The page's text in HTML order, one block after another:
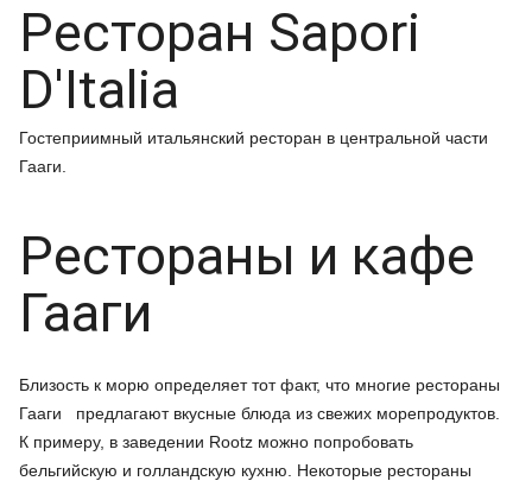
Ресторан Sapori
D'Italia
Гостеприимный итальянский ресторан в центральной части
Гааги.
Рестораны и кафе
Гааги
Близость к морю определяет тот факт, что многие рестораны
Гааги предлагают вкусные блюда из свежих морепродуктов.
К примеру, в заведении Rootz можно попробовать
бельгийскую и голландскую кухню. Некоторые рестораны